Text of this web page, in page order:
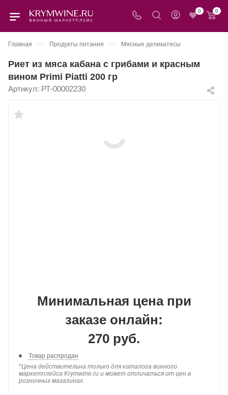
0 0
Главная — Продукты питания — Мясные деликатесы
Риет из мяса кабана с грибами и красным
вином Primi Piatti 200 гр
Артикул: РТ-00002230
Минимальная цена при
заказе онлайн:
270 руб.
Товар распродан
*Цена действительна только для каталога винного
маркетплейса Krymwine.ru и может отличаться от цен в
розничных магазинах.